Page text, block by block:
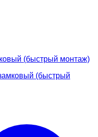
(быстрый монтаж)